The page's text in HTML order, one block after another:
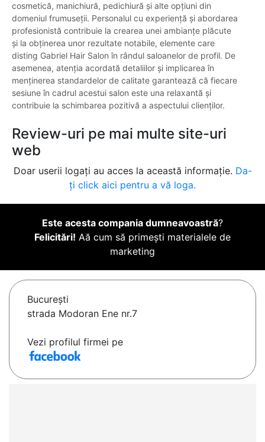
cosmetică, manichiură, pedichiură și alte opțiuni din
domeniul frumuseții. Personalul cu experiență și abordarea
profesionistă contribuie la crearea unei ambianțe plăcute
și la obținerea unor rezultate notabile, elemente care
disting Gabriel Hair Salon în rândul saloanelor de profil. De
asemenea, atenția acordată detaliilor și implicarea în
menținerea standardelor de calitate garantează că fiecare
sesiune în cadrul acestui salon este una relaxantă și
contribuie la schimbarea pozitivă a aspectului clienților.
Review-uri pe mai multe site-uri
web
Doar userii logați au acces la această informație. Da-
ți click aici pentru a vă loga.
Este acesta compania dumneavoastră?
Felicitări! Aă cum să primești materialele de
marketing
Bucureşti
strada Modoran Ene nr.7
Vezi profilul firmei pe